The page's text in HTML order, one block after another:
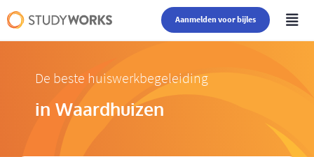
Aanmelden voor bijles
De beste huiswerkbegeleiding
in Waardhuizen